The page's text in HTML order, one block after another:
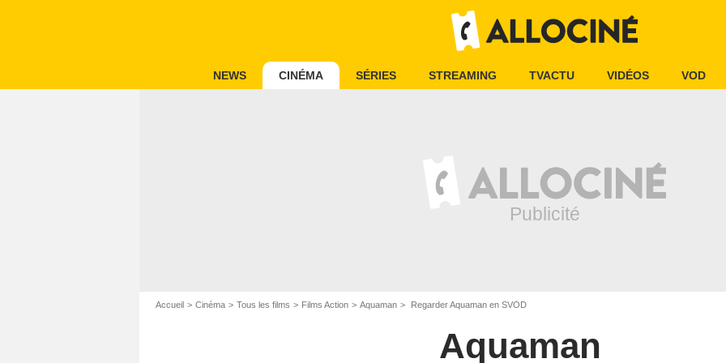
NEWS CINÉMA SÉRIES STREAMING TVACTU VIDÉOS VOD
Accueil Cinéma Tous les films Films Action Aquaman Regarder Aquaman en SVOD
Aquaman